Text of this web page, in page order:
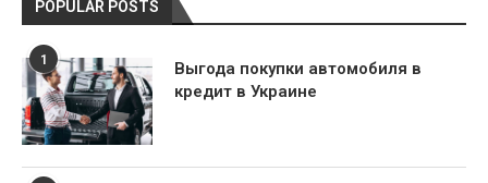
POPULAR POSTS
1
Выгода покупки автомобиля в
кредит в Украине